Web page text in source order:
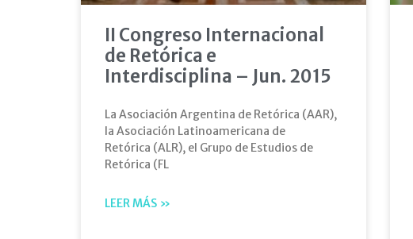
II Congreso Internacional
de Retórica e
Interdisciplina – Jun. 2015
La Asociación Argentina de Retórica (AAR),
la Asociación Latinoamericana de
Retórica (ALR), el Grupo de Estudios de
Retórica (FL
LEER MÁS »